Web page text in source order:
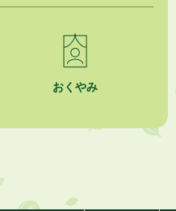
しました
）のお願い
おくやみ